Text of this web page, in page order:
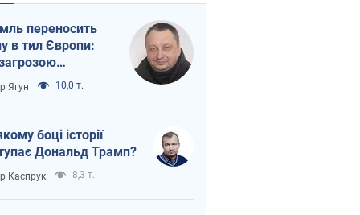
переносить
в тил Європи:
логістика
Ягун 10,0 т.
боці історії
Дональд Трамп?
Каспрук 8,3 т.